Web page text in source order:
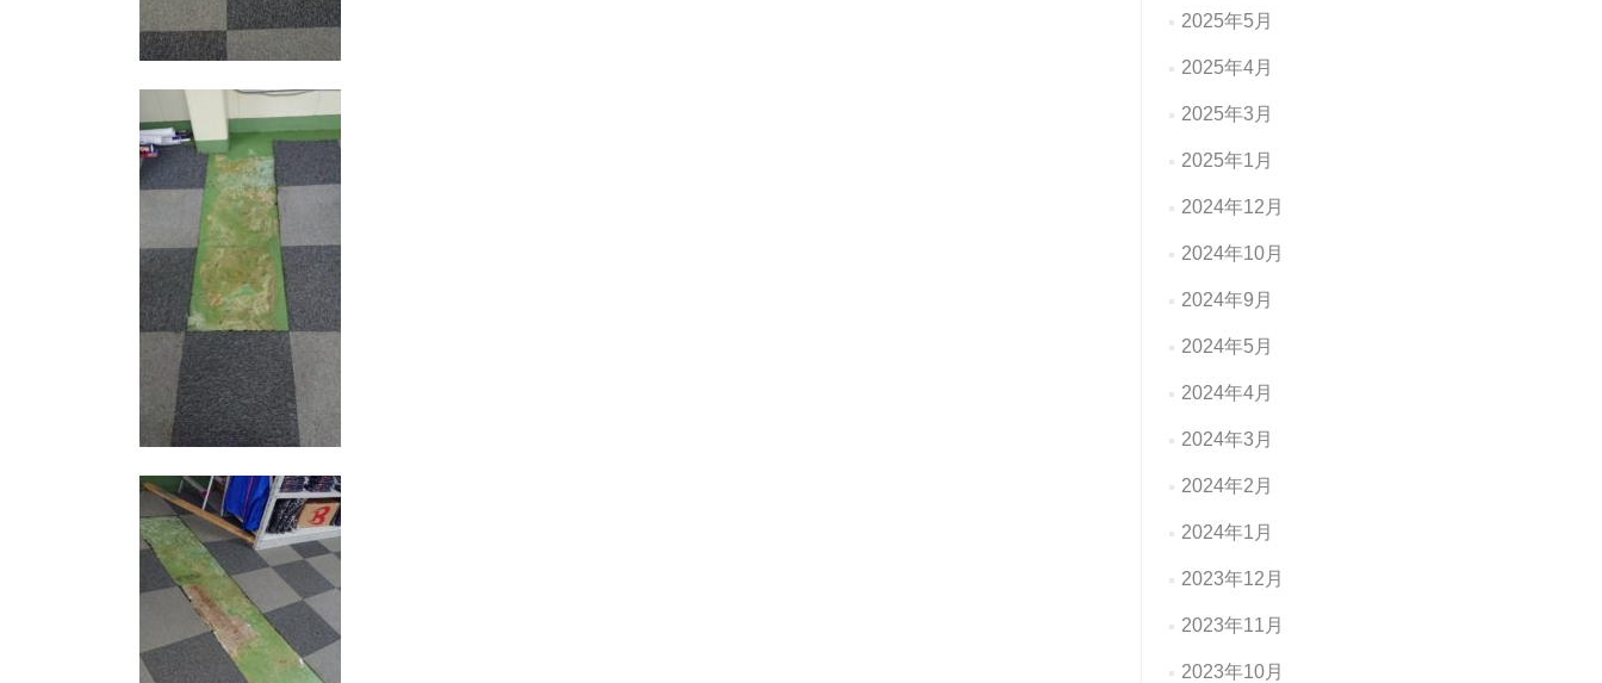
2025年5月
2025年4月
2025年3月
2025年1月
2024年12月
2024年10月
2024年9月
2024年5月
2024年4月
2024年3月
2024年2月
2024年1月
2023年12月
2023年11月
2023年10月